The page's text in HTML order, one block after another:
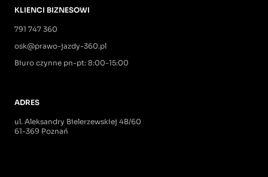
KLIENCI BIZNESOWI
791 747 360
osk@prawo-jazdy-360.pl
Biuro czynne pn-pt: 8:00-15:00
ADRES
ul. Aleksandry Bielerzewskiej 4B/60
61-369 Poznań